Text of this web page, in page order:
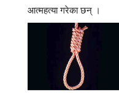
आत्महत्या गरेका छन् ।